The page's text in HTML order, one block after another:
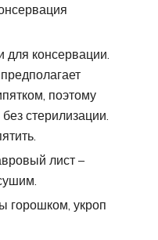
консервации.
поэтому
стерилизации.
лист –
горошком, укроп